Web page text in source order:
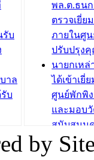
เด็กเล็ก
เทศบาลเ
ปรึกษาห
วัยของอ
บทความ อื่นๆ ...
รับ
าล
บ
พล.ต.ธน
ตรวจเยี่ย
ภายในศู
ปรับปรุง
นายกเห
ได้เข้าเยี่
ศูนย์พักพิ
และมอบ
สนับสนุน
ภัยน้ำท่วม
ภาพบรร
by